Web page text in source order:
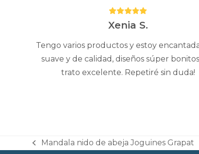
Puntuación:
5
Xenia S.
Tengo varios productos y estoy
suave y de calidad, diseños súper bonitos
trato excelente. Repetiré sin duda!
previous
Mandala nido de abeja Joguines Grapat